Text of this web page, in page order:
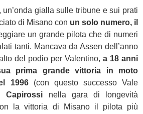
gialla sulle tribune e sui prati
di Misano con un solo numero, il
un grande pilota che di numeri
tanti. Mancava da Assen dell’anno
del podio per Valentino, a 18 anni
prima grande vittoria in moto
1996(con questo successo Vale
Capirossi nella gara di longevità
la vittoria di Misano il pilota più